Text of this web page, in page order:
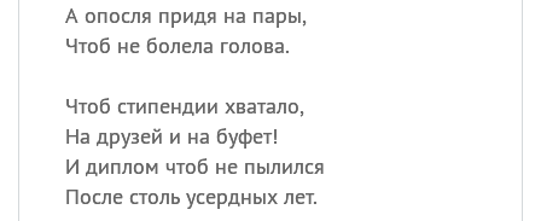
А опосля придя на пары,
Чтоб не болела голова.
Чтоб стипендии хватало,
На друзей и на буфет!
И диплом чтоб не пылился
После столь усердных лет.